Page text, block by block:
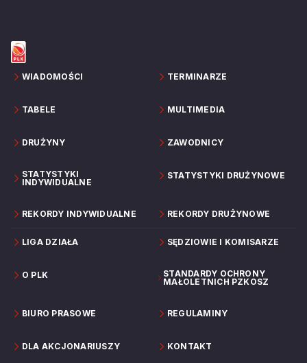
WIADOMOŚCI TERMINARZE
TABELE MULTIMEDIA
DRUŻYNY ZAWODNICY
STATYSTYKI
INDYWIDUALNE
STATYSTYKI DRUŻYNOWE
REKORDY INDYWIDUALNE REKORDY DRUŻYNOWE
LIGA DZIAŁA SĘDZIOWIE I KOMISARZE
O PLK
STANDARDY OCHRONY
MAŁOLETNICH PZKOSZ
BIURO PRASOWE REGULAMINY
DLA AKCJONARIUSZY KONTAKT